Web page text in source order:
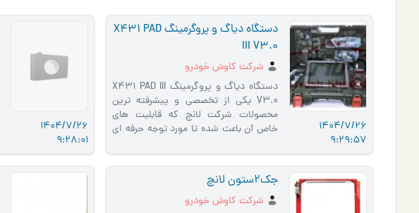
1404/7/26
9:29:57
دستگاه دیاگ و پروگرمینگ X431 PAD
III V3.0
شرکت کاوش خودرو
دستگاه دیاگ و پروگرمینگ X431 PAD III
V3.0 یکی از تخصصی و پیشرفته ترین
محصولات شرکت لانچ که قابلیت های
خاص آن باعث شده تا مورد توجه حرفه ای
1404/7/26
9:28:01
جک2ستون لانچ
شرکت کاوش خودرو